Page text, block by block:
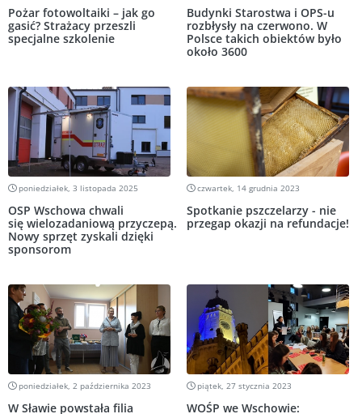
Pożar fotowoltaiki – jak go
gasić? Strażacy przeszli
specjalne szkolenie
Budynki Starostwa i OPS-u
rozbłysły na czerwono. W
Polsce takich obiektów było
około 3600
poniedziałek, 3 listopada 2025
OSP Wschowa chwali
się wielozadaniową przyczepą.
Nowy sprzęt zyskali dzięki
sponsorom
czwartek, 14 grudnia 2023
Spotkanie pszczelarzy - nie
przegap okazji na refundacje!
poniedziałek, 2 października 2023
W Sławie powstała filia
piątek, 27 stycznia 2023
WOŚP we Wschowie: